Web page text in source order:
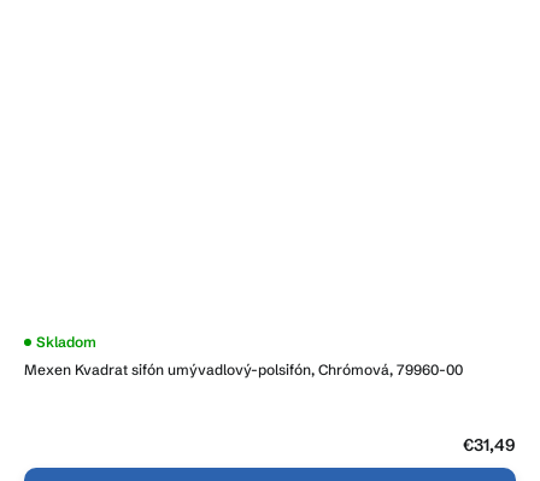
Mexen Kvadrat sifón umývadlový-polsifón, Chrómová, 79960-00
Skladom
€31,49